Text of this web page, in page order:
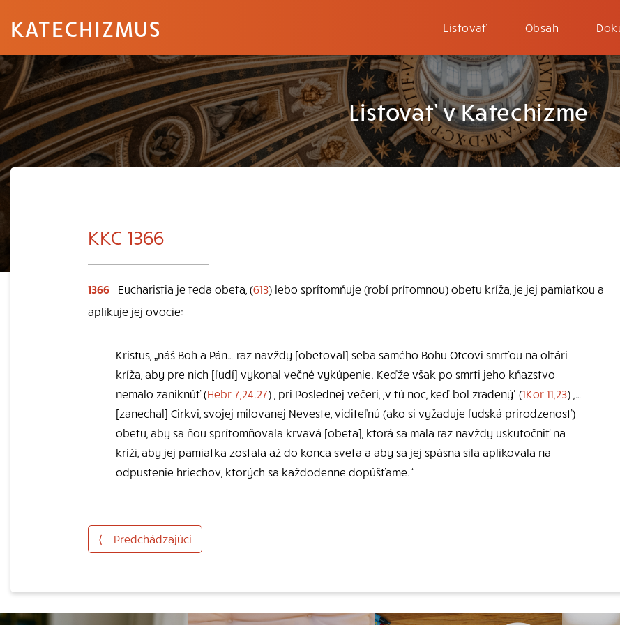
KATECHIZMUS Listovať Obsah
Listovať v Katechizme
KKC 1366
1366 Eucharistia je teda obeta, (613) lebo sprítomňuje (robí prítomnou) obetu kríža, je jej pamiatkou a
aplikuje jej ovocie:
Kristus, „náš Boh a Pán… raz navždy [obetoval] seba samého Bohu Otcovi smrťou na oltári
kríža, aby pre nich [ľudí] vykonal večné vykúpenie. Keďže však po smrti jeho kňazstvo
nemalo zaniknúť (Hebr 7,24.27) , pri Poslednej večeri, ,v tú noc, keď bol zradený‘ (1Kor 11,23) ,…
[zanechal] Cirkvi, svojej milovanej Neveste, viditeľnú (ako si vyžaduje ľudská prirodzenosť)
obetu, aby sa ňou sprítomňovala krvavá [obeta], ktorá sa mala raz navždy uskutočniť na
kríži, aby jej pamiatka zostala až do konca sveta a aby sa jej spásna sila aplikovala na
odpustenie hriechov, ktorých sa každodenne dopúšťame.“
⟨ Predchádzajúci